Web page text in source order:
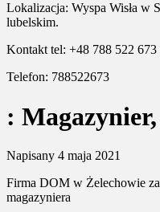
Lokalizacja: Wyspa Wisła w
lubelskim.
Kontakt tel: +48 788 522
Telefon: 788522673
:
Napisany 4 maja 2021
Firma DOM w Żelechowie
magazyniera